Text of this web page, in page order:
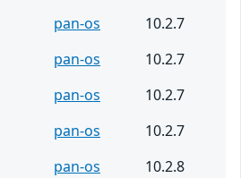
pan-os
10.2.7
pan-os
10.2.7
pan-os
10.2.7
pan-os
10.2.7
pan-os
10.2.8